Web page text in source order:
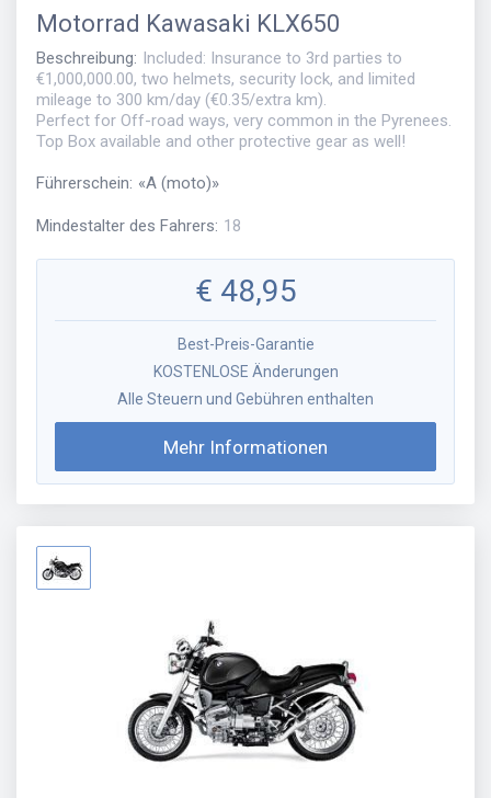
Motorrad Kawasaki KLX650
Beschreibung: Included: Insurance to 3rd parties to
€1,000,000.00, two helmets, security lock, and limited
mileage to 300 km/day (€0.35/extra km).
Perfect for Off-road ways, very common in the Pyrenees.
Top Box available and other protective gear as well!
Führerschein: «A (moto)»
Mindestalter des Fahrers: 18
€ 48,95
Best-Preis-Garantie
KOSTENLOSE Änderungen
Alle Steuern und Gebühren enthalten
Mehr Informationen